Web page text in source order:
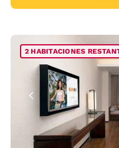
2 HABITACIONES